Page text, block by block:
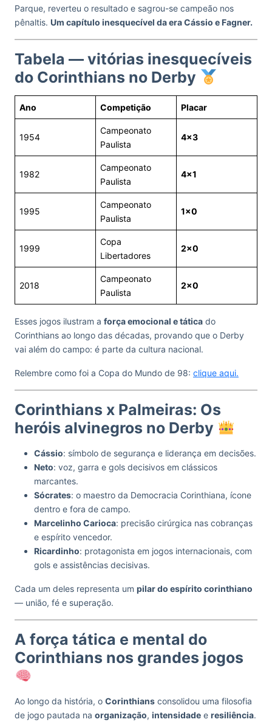
Parque, reverteu o resultado e sagrou-se campeão nos
pênaltis. Um capítulo inesquecível da era Cássio e Fagner.
Tabela — vitórias inesquecíveis
do Corinthians no Derby
Ano Competição Placar
1954
Campeonato
Paulista
4×3
1982
Campeonato
Paulista
4×1
1995
Campeonato
Paulista
1×0
1999
Copa
Libertadores
2×0
2018
Campeonato
Paulista
2×0
Esses jogos ilustram a força emocional e tática do
Corinthians ao longo das décadas, provando que o Derby
vai além do campo: é parte da cultura nacional.
Relembre como foi a Copa do Mundo de 98: clique aqui.
Corinthians x Palmeiras: Os
heróis alvinegros no Derby
Cássio: símbolo de segurança e liderança em decisões.
Neto: voz, garra e gols decisivos em clássicos
marcantes.
Sócrates: o maestro da Democracia Corinthiana, ícone
dentro e fora de campo.
Marcelinho Carioca: precisão cirúrgica nas cobranças
e espírito vencedor.
Ricardinho: protagonista em jogos internacionais, com
gols e assistências decisivas.
Cada um deles representa um pilar do espírito corinthiano
— união, fé e superação.
A força tática e mental do
Corinthians nos grandes jogos
Ao longo da história, o Corinthians consolidou uma filosofia
de jogo pautada na organização, intensidade e resiliência.